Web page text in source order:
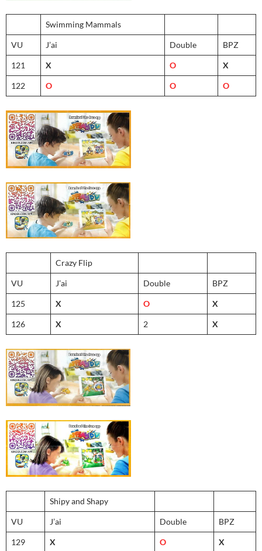
Swimming Mammals
VU J’ai Double BPZ
121 X O X
122 O O O
Crazy Flip
VU J’ai Double BPZ
125 X O X
126 X 2 X
Shipy and Shapy
VU J’ai Double BPZ
129 X O X